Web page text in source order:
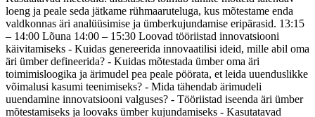
loeng ja peale seda jätkame rühmaaruteluga, kus mõtestame enda
valdkonnas äri analüüsimise ja ümberkujundamise eripärasid. 13:15
– 14:00 Lõuna 14:00 – 15:30 Loovad tööriistad innovatsiooni
käivitamiseks - Kuidas genereerida innovaatilisi ideid, mille abil oma
äri ümber defineerida? - Kuidas mõtestada ümber oma äri
toimimisloogika ja ärimudel pea peale pöörata, et leida uuenduslikke
võimalusi kasumi teenimiseks? - Mida tähendab ärimudeli
uuendamine innovatsiooni valguses? - Tööriistad iseenda äri ümber
mõtestamiseks ja loovaks ümber kujundamiseks - Kasutatavad